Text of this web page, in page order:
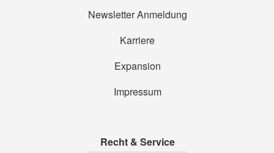
Newsletter Anmeldung
Karriere
Expansion
Impressum
Recht & Service